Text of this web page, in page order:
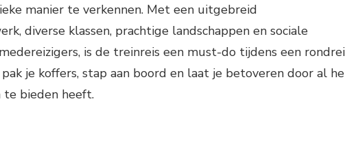
manier te verkennen. Met een uitgebreid
diverse klassen, prachtige landschappen en sociale
is de treinreis een must-do tijdens een
je koffers, stap aan boord en laat je betoveren door al
te bieden heeft.